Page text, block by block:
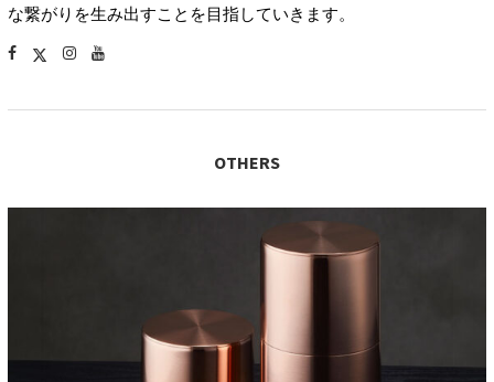
な繋がりを生み出すことを目指していきます。
OTHERS